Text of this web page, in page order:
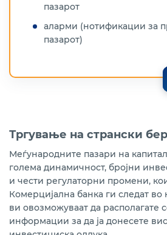
пазарот
аларми (нотификации за
пазарот)
Тргување на странски
Меѓународните пазари на
голема динамичност, бројни
и чести регулаторни промени,
Комерцијална банка ги следат во
ви овозможуваат да располагате
информации за да ја донесете